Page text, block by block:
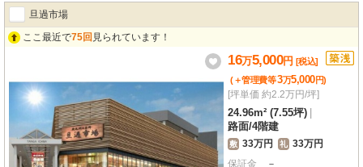
てます。約33.06㎡の広々とした空間は、スケルトン仕様なので、お客様のイ
メージ通りの店舗を自由にデザインしていただけます。飲食全般からバー・カ
フェまで幅広い業種におすすめです。敷金0円で初期費用を抑えられるのも嬉
旦過市場
ここ最近で75回 見られています！
16万5,000円 [税込]
(＋管理費等3万5,000円)
[坪単価 約2.2万円/坪]
24.96m² (7.55坪)
路面/4階建
敷 33万円 礼 33万円
保証金
－